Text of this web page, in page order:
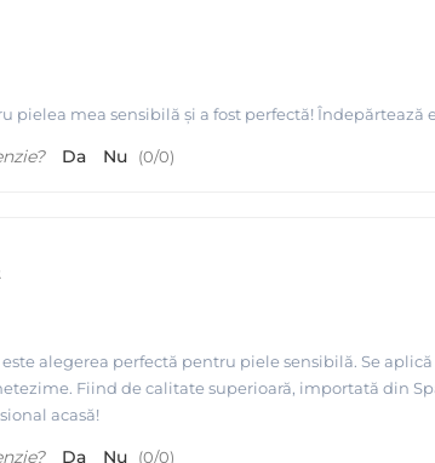
folosinta Quickepil
pielea mea sensibilă și a fost perfectă!
Da Nu (0/0)
este alegerea perfectă pentru piele sensibilă. Se
Fiind de calitate superioară, importată din
acasă!
Da Nu (0/0)